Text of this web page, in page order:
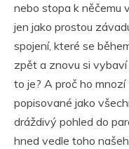
nebo stopa k něčemu
jen jako prostou
spojení, které se
zpět a znovu si
to je? A proč ho
popisované jako
dráždivý pohled do
hned vedle toho